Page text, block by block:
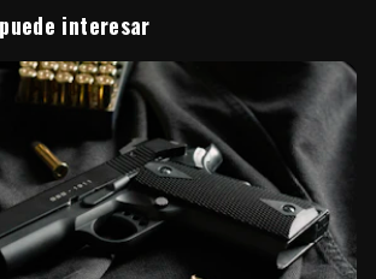
interesar